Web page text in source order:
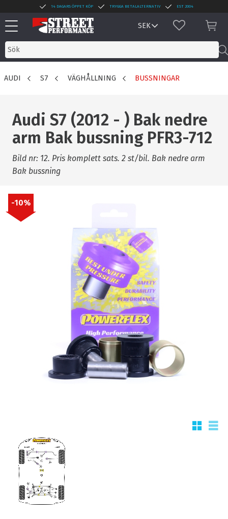
Meny
14 DAGARS ÖPPET KÖP TRYGGA BETALALTERNATIV EST 2004
FAVORITER
AUDI S7 VÄGHÅLLNING BUSSNINGAR
Audi S7 (2012 - ) Bak nedre
arm Bak bussning PFR3-712
Bild nr: 12. Pris komplett sats. 2 st/bil. Bak nedre arm
Bak bussning
10%